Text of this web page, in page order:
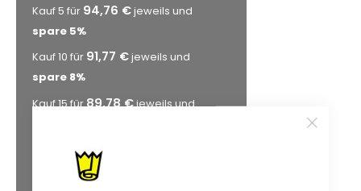
Kauf 5 für 94,76 €jeweils und
spare 5%
Kauf 10 für 91,77 €jeweils und
spare 8%
Kauf 15 für89,78 €jeweils und
Kauf 25 für 84,79 €
15%